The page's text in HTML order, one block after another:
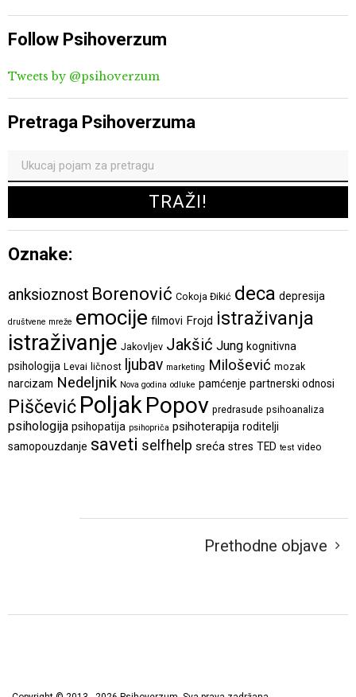
Follow Psihoverzum
Tweets by @psihoverzum
Pretraga Psihoverzuma
Oznake:
anksioznost Borenović Cokoja Đikić deca depresija
društvene mreže emocije filmovi Frojd istraživanja
istraživanje Jakovljev Jakšić Jung kognitivna
psihologija Levai ličnost ljubav marketing Milošević mozak
narcizam Nedeljnik Nova godina odluke pamćenje partnerski odnosi
Piščević PoljakPopov predrasude psihoanaliza
psihologija psihopatija psihopriča psihoterapija roditelji
samopouzdanje saveti selfhelp sreća stres TED test video
Prethodne objave